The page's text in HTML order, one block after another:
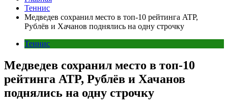
Теннис
Медведев сохранил место в топ-10 рейтинга ATP,
Рублёв и Хачанов поднялись на одну строчку
Теннис
Медведев сохранил место в топ-10
рейтинга ATP, Рублёв и Хачанов
поднялись на одну строчку